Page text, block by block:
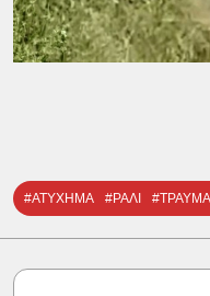
#ΑΤΥΧΗΜΑ #ΡΑΛΙ